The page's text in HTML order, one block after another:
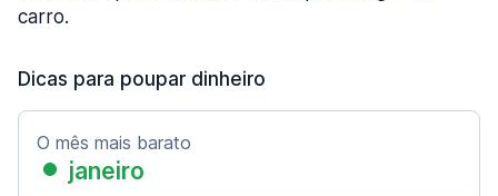
carro.
Dicas para poupar dinheiro
O mês mais barato
janeiro